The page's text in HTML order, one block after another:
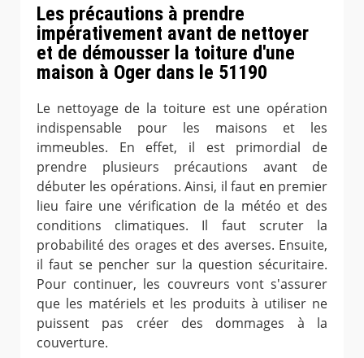
Les précautions à prendre
impérativement avant de nettoyer
et de démousser la toiture d'une
maison à Oger dans le 51190
Le nettoyage de la toiture est une opération
indispensable pour les maisons et les
immeubles. En effet, il est primordial de
prendre plusieurs précautions avant de
débuter les opérations. Ainsi, il faut en premier
lieu faire une vérification de la météo et des
conditions climatiques. Il faut scruter la
probabilité des orages et des averses. Ensuite,
il faut se pencher sur la question sécuritaire.
Pour continuer, les couvreurs vont s'assurer
que les matériels et les produits à utiliser ne
puissent pas créer des dommages à la
couverture.